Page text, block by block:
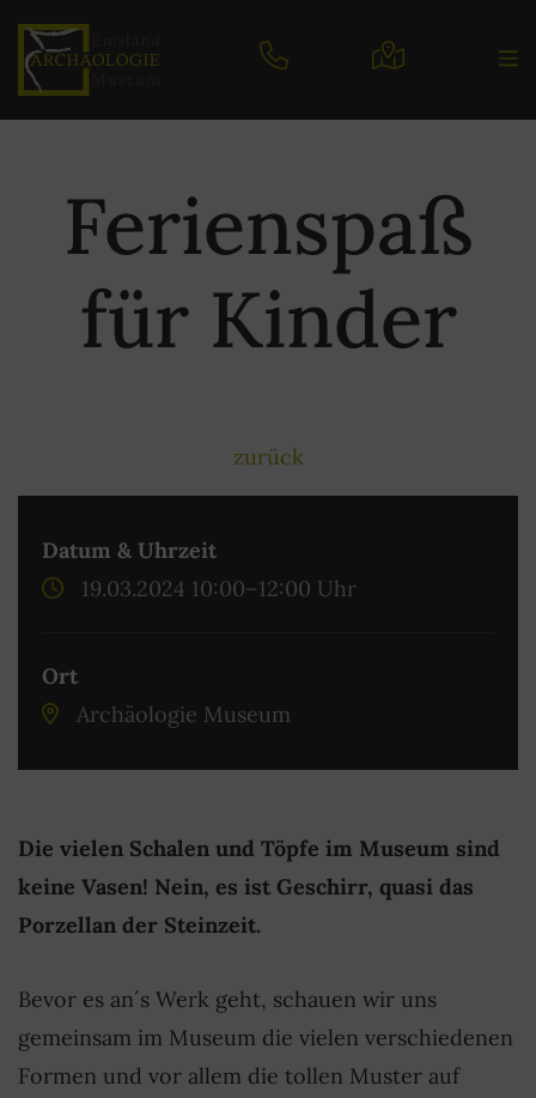
Ferienspaß
für Kinder
zurück
Datum & Uhrzeit
19.03.2024 10:00–12:00 Uhr
Ort
Archäologie Museum
Die vielen Schalen und Töpfe im Museum sind
keine Vasen! Nein, es ist Geschirr, quasi das
Porzellan der Steinzeit.
Bevor es an´s Werk geht, schauen wir uns
gemeinsam im Museum die vielen verschiedenen
Formen und vor allem die tollen Muster auf